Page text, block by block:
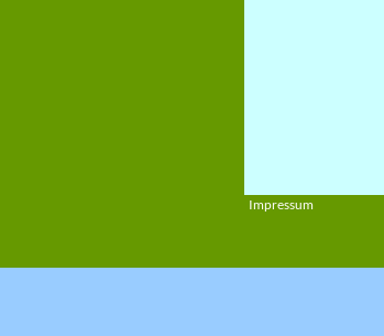
Impressum